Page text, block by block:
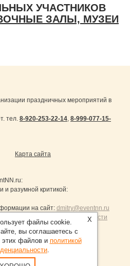
УЧАСТНИКОВ
ЗАЛЫ, МУЗЕИ
праздничных мероприятий в
тел. 8-920-253-22-14, 8-999-077-15-
Карта сайта
:
и разумной критикой:
на сайт: dmitry@eventnn.ru
и политика конфиденциальности
Санкт-Петербург
X
файлы cookie.
вы соглашаетесь с
этих файлов и политикой
.